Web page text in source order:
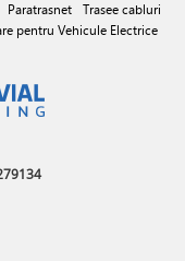
Paratrasnet
Trasee cabluri
pentru Vehicule Electrice